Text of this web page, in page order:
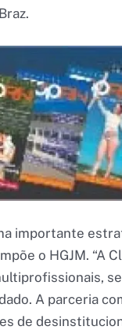
importante
o HGJM. “A
A parceria
de